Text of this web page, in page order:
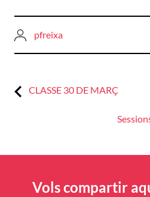
pfreixa
Navegació
Previous:
CLASSE 30 DE MARÇ
Next:
Vols compartir